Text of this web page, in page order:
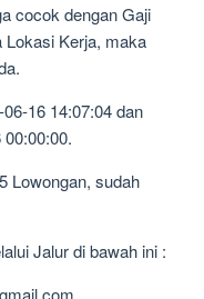
cocok dengan Gaji
Lokasi Kerja, maka
16 14:07:04 dan
Lowongan, sudah
Jalur di bawah ini :